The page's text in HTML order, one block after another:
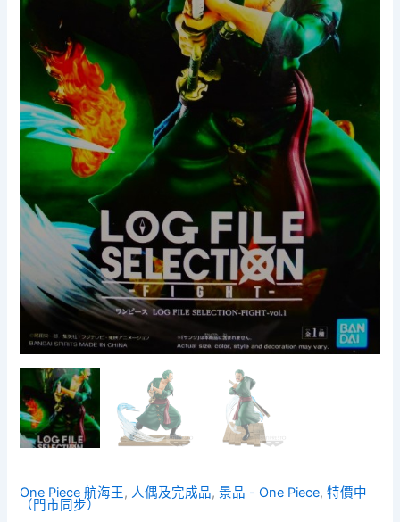
One Piece 航海王, 人偶及完成品,景品 - One Piece,特價中
（門市同步）